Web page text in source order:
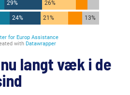
langt væk i de